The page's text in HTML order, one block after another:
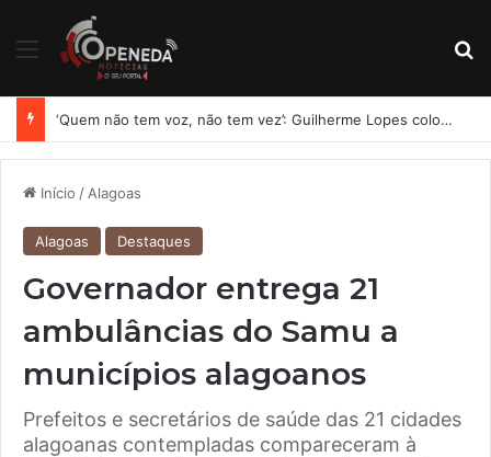
Menu
‘Quem não tem voz, não tem vez’: Guilherme Lopes coloca representação de Penedo no centro da disputa pela ALE
Início / Alagoas
Alagoas Destaques
Governador entrega 21
ambulâncias do Samu a
municípios alagoanos
Prefeitos e secretários de saúde das 21 cidades
alagoanas contempladas compareceram à